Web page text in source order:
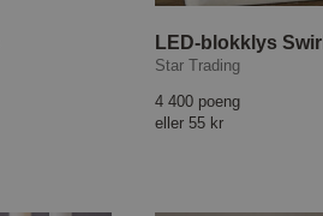
LED-blokklys Swirl
Star Trading
4 400 poeng
eller 55 kr